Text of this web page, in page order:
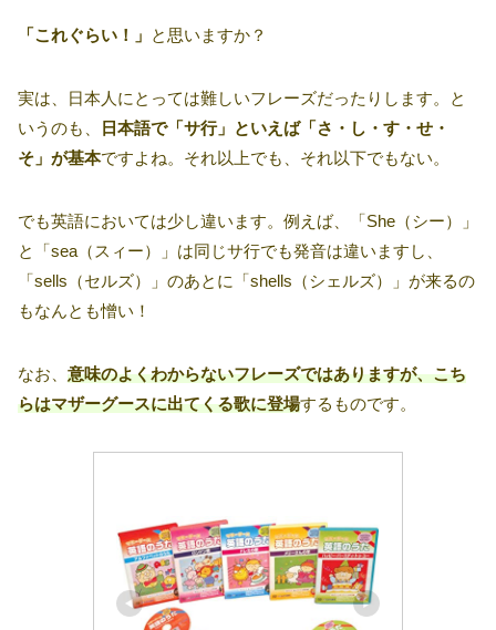
「これぐらい！」 と思いますか？
実は、日本人にとっては難しいフレーズだったりします。と
いうのも、
日本語で「サ行」といえば「さ・し・す・せ・
そ」が基本ですよね。それ以上でも、それ以下でもない。
でも英語においては少し違います。例えば、「She（シー）」
と「sea（スィー）」は同じサ行でも発音は違いますし、
「sells（セルズ）」のあとに「shells（シェルズ）」が来るの
もなんとも憎い！
なお、 意味のよくわからないフレーズではありますが、こち
らはマザーグースに出てくる歌に登場するものです。